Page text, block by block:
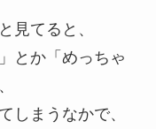
見てると、
とか「めっちゃ
しまうなかで、